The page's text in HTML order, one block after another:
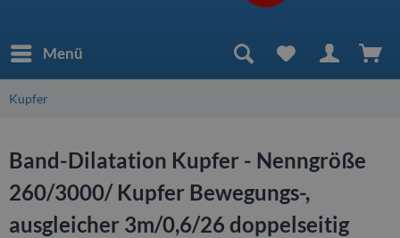
Menü
Kupfer
Band-Dilatation Kupfer - Nenngröße
260/3000/ Kupfer Bewegungs-,
ausgleicher 3m/0,6/26 doppelseitig